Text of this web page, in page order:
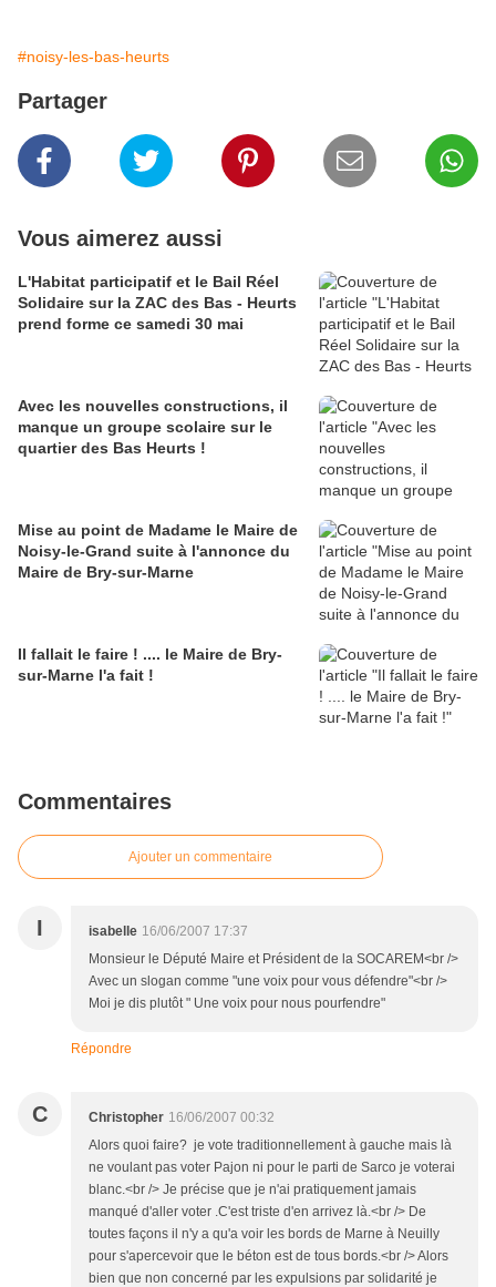
#noisy-les-bas-heurts
Partager
Vous aimerez aussi
L'Habitat participatif et le Bail Réel
Solidaire sur la ZAC des Bas - Heurts
prend forme ce samedi 30 mai
Avec les nouvelles constructions, il
manque un groupe scolaire sur le
quartier des Bas Heurts !
Mise au point de Madame le Maire de
Noisy-le-Grand suite à l'annonce du
Maire de Bry-sur-Marne
Il fallait le faire ! .... le Maire de Bry-
sur-Marne l'a fait !
Commentaires
Ajouter un commentaire
I isabelle 16/06/2007 17:37
Monsieur le Député Maire et Président de la SOCAREM<br />
Avec un slogan comme "une voix pour vous défendre"<br />
Moi je dis plutôt " Une voix pour nous pourfendre"
Répondre
C Christopher 16/06/2007 00:32
Alors quoi faire? je vote traditionnellement à gauche mais là
ne voulant pas voter Pajon ni pour le parti de Sarco je voterai
blanc.<br /> Je précise que je n'ai pratiquement jamais
manqué d'aller voter .C'est triste d'en arrivez là.<br /> De
toutes façons il n'y a qu'a voir les bords de Marne à Neuilly
pour s'apercevoir que le béton est de tous bords.<br /> Alors
bien que non concerné par les expulsions par solidarité je